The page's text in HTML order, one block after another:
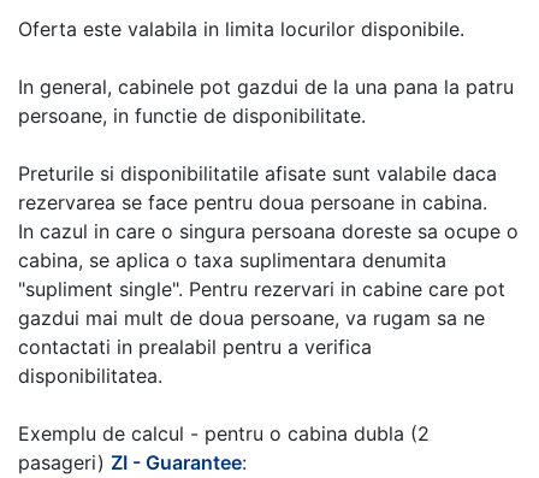
Oferta este valabila in limita locurilor disponibile.
In general, cabinele pot gazdui de la una pana la patru
persoane, in functie de disponibilitate.
Preturile si disponibilitatile afisate sunt valabile daca
rezervarea se face pentru doua persoane in cabina.
In cazul in care o singura persoana doreste sa ocupe o
cabina, se aplica o taxa suplimentara denumita
"supliment single". Pentru rezervari in cabine care pot
gazdui mai mult de doua persoane, va rugam sa ne
contactati in prealabil pentru a verifica
disponibilitatea.
Exemplu de calcul - pentru o cabina dubla (2
pasageri) ZI - Guarantee: